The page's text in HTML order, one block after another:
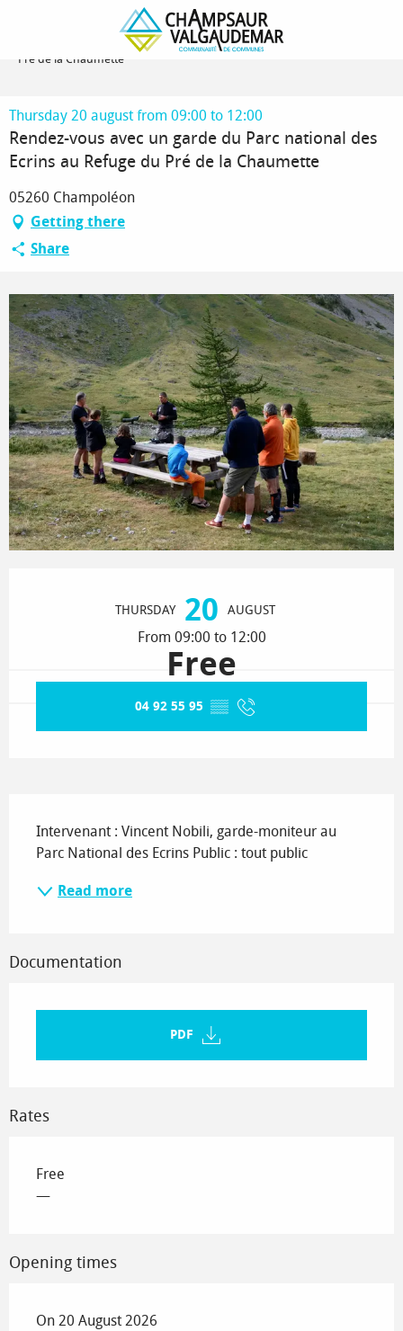
Rendez-vous avec un garde du Parc national des Ecrins au Refuge du
Pré de la Chaumette
Thursday 20 august from 09:00 to 12:00
Rendez-vous avec un garde du Parc national des
Ecrins au Refuge du Pré de la Chaumette
05260 Champoléon
Getting there
Share
THURSDAY 20 AUGUST
From 09:00 to 12:00
Free
04 92 55 95 ▒▒
Intervenant : Vincent Nobili, garde-moniteur au
Parc National des Ecrins Public : tout public
Read more
Documentation
PDF
Rates
Free
—
Opening times
On 20 August 2026